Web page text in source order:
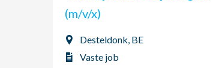
(m/v/x)
Desteldonk, BE
Vaste job